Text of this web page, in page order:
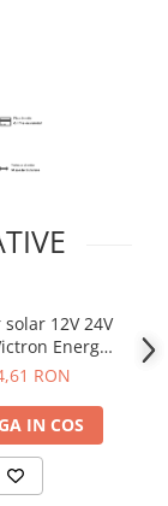
12V 24V
Energy
150/35
RON
IN COS